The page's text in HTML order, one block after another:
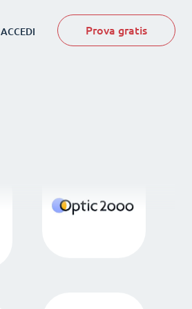
ACCEDI Prova gratis